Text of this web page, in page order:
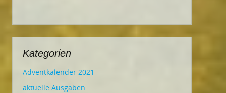
Kategorien
Adventkalender 2021
aktuelle Ausgaben